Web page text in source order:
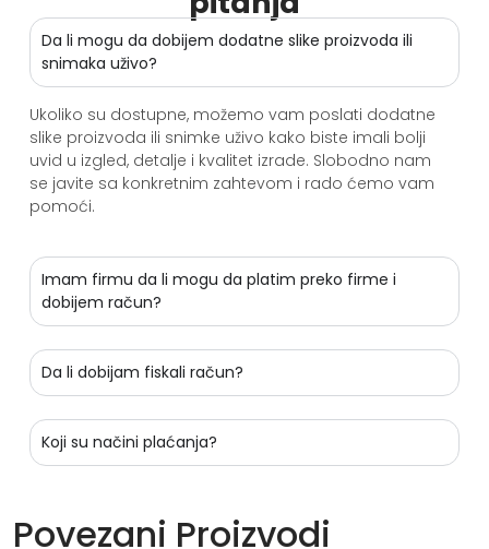
Da li mogu da dobijem dodatne slike proizvoda ili
snimaka uživo?
Ukoliko su dostupne, možemo vam poslati dodatne
slike proizvoda ili snimke uživo kako biste imali bolji
uvid u izgled, detalje i kvalitet izrade. Slobodno nam
se javite sa konkretnim zahtevom i rado ćemo vam
pomoći.
Imam firmu da li mogu da platim preko firme i
dobijem račun?
Da li dobijam fiskali račun?
Koji su načini plaćanja?
Povezani Proizvodi